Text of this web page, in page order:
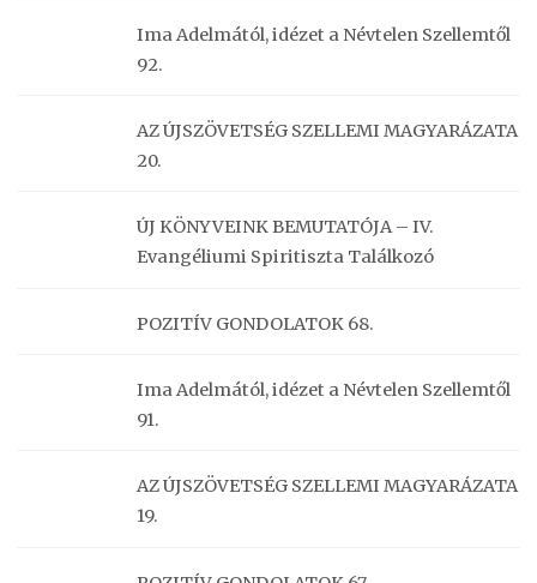
Ima Adelmától, idézet a Névtelen Szellemtől
92.
AZ ÚJSZÖVETSÉG SZELLEMI MAGYARÁZATA
20.
ÚJ KÖNYVEINK BEMUTATÓJA – IV.
Evangéliumi Spiritiszta Találkozó
POZITÍV GONDOLATOK 68.
Ima Adelmától, idézet a Névtelen Szellemtől
91.
AZ ÚJSZÖVETSÉG SZELLEMI MAGYARÁZATA
19.